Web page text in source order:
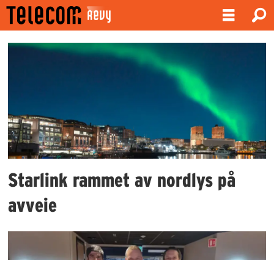
Emne:
Starlink rammet av nordlys på
avveie